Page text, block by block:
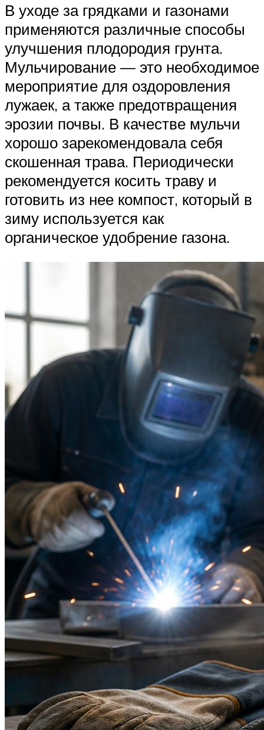
В уходе за грядками и газонами
применяются различные способы
улучшения плодородия грунта.
Мульчирование — это необходимое
мероприятие для оздоровления
лужаек, а также предотвращения
эрозии почвы. В качестве мульчи
хорошо зарекомендовала себя
скошенная трава. Периодически
рекомендуется косить траву и
готовить из нее компост, который в
зиму используется как
органическое удобрение газона.